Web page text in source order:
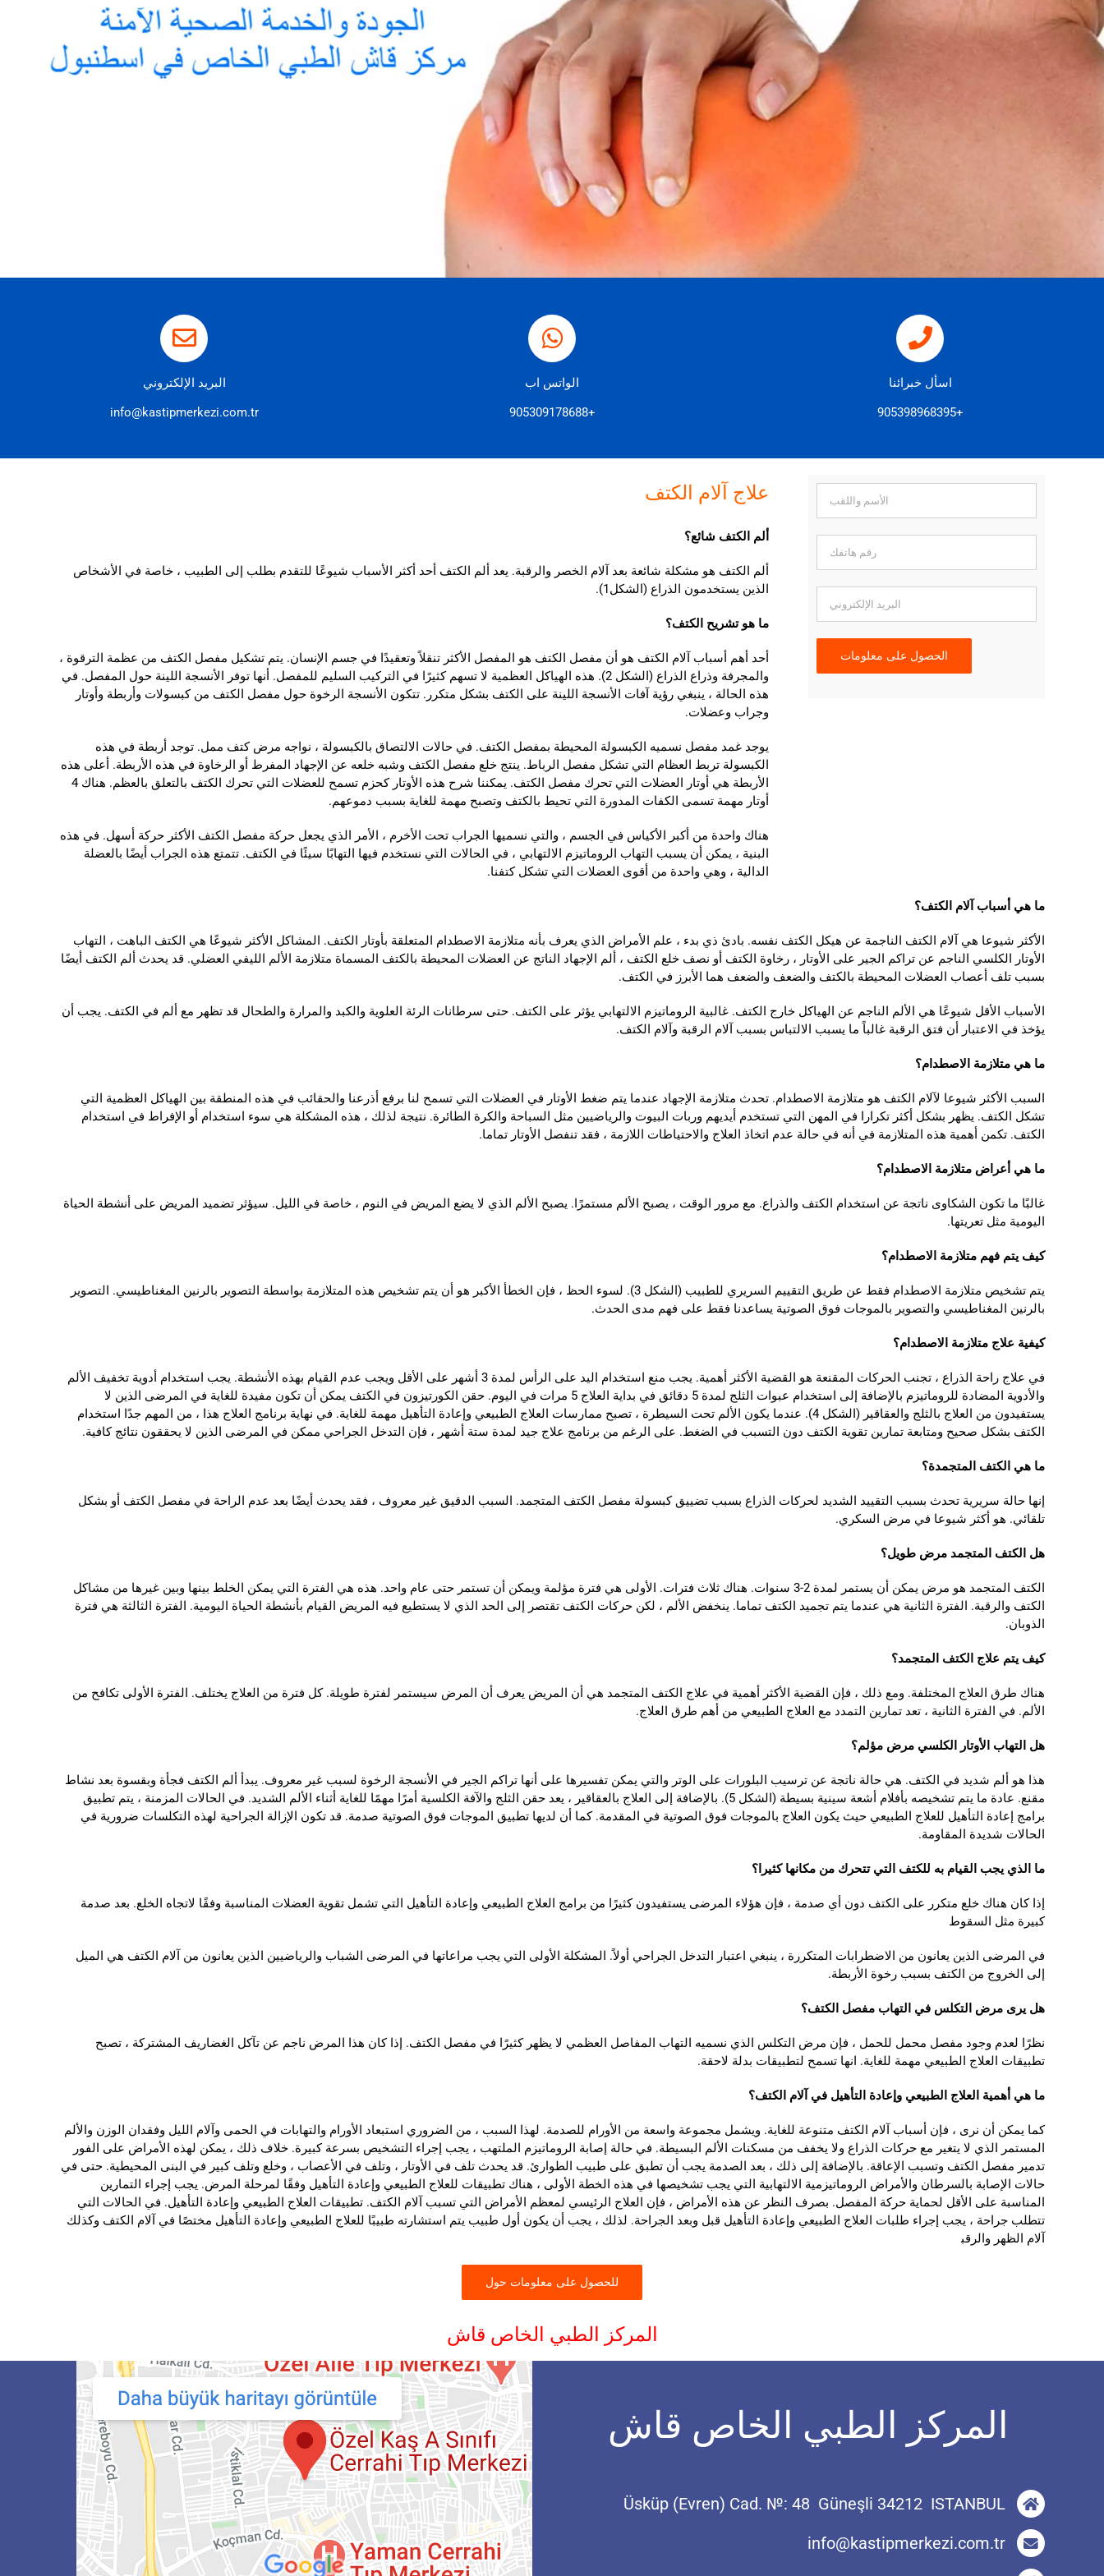
اسأل خبرائنا
+905398968395
الواتس اب
+905309178688
البريد الإلكتروني
info@kastipmerkezi.com.tr
علاج آلام الكتف
ألم الكتف شائع؟
ألم الكتف هو مشكلة شائعة بعد آلام الخصر والرقبة. يعد ألم الكتف أحد أكثر الأسباب شيوعًا للتقدم بطلب إلى الطبيب ، خاصة في الأشخاص
الذين يستخدمون الذراع (الشكل1).
ما هو تشريح الكتف؟
أحد أهم أسباب آلام الكتف هو أن مفصل الكتف هو المفصل الأكثر تنقلاً وتعقيدًا في جسم الإنسان. يتم تشكيل مفصل الكتف من عظمة الترقوة ،
والمجرفة وذراع الذراع (الشكل 2). هذه الهياكل العظمية لا تسهم كثيرًا في التركيب السليم للمفصل. أنها توفر الأنسجة اللينة حول المفصل. في
هذه الحالة ، ينبغي رؤية آفات الأنسجة اللينة على الكتف بشكل متكرر. تتكون الأنسجة الرخوة حول مفصل الكتف من كبسولات وأربطة وأوتار
وجراب وعضلات.
يوجد غمد مفصل نسميه الكبسولة المحيطة بمفصل الكتف. في حالات الالتصاق بالكبسولة ، نواجه مرض كتف ممل. توجد أربطة في هذه
الكبسولة تربط العظام التي تشكل مفصل الرباط. ينتج خلع مفصل الكتف وشبه خلعه عن الإجهاد المفرط أو الرخاوة في هذه الأربطة. أعلى هذه
الأربطة هي أوتار العضلات التي تحرك مفصل الكتف. يمكننا شرح هذه الأوتار كحزم تسمح للعضلات التي تحرك الكتف بالتعلق بالعظم. هناك 4
أوتار مهمة تسمى الكفات المدورة التي تحيط بالكتف وتصبح مهمة للغاية بسبب دموعهم.
هناك واحدة من أكبر الأكياس في الجسم ، والتي نسميها الجراب تحت الأخرم ، الأمر الذي يجعل حركة مفصل الكتف الأكثر حركة أسهل. في هذه
البنية ، يمكن أن يسبب التهاب الروماتيزم الالتهابي ، في الحالات التي نستخدم فيها التهابًا سيئًا في الكتف. تتمتع هذه الجراب أيضًا بالعضلة
الدالية ، وهي واحدة من أقوى العضلات التي تشكل كتفنا.
ما هي أسباب آلام الكتف؟
الأكثر شيوعا هي آلام الكتف الناجمة عن هيكل الكتف نفسه. بادئ ذي بدء ، علم الأمراض الذي يعرف بأنه متلازمة الاصطدام المتعلقة بأوتار الكتف. المشاكل الأكثر شيوعًا هي الكتف الباهت ، التهاب
الأوتار الكلسي الناجم عن تراكم الجير على الأوتار ، رخاوة الكتف أو نصف خلع الكتف ، ألم الإجهاد الناتج عن العضلات المحيطة بالكتف المسماة متلازمة الألم الليفي العضلي. قد يحدث ألم الكتف أيضًا
بسبب تلف أعصاب العضلات المحيطة بالكتف والضعف والضعف هما الأبرز في الكتف.
الأسباب الأقل شيوعًا هي الألم الناجم عن الهياكل خارج الكتف. غالبية الروماتيزم الالتهابي يؤثر على الكتف. حتى سرطانات الرئة العلوية والكبد والمرارة والطحال قد تظهر مع ألم في الكتف. يجب أن
يؤخذ في الاعتبار أن فتق الرقبة غالباً ما يسبب الالتباس بسبب آلام الرقبة وآلام الكتف.
ما هي متلازمة الاصطدام؟
السبب الأكثر شيوعا لآلام الكتف هو متلازمة الاصطدام. تحدث متلازمة الإجهاد عندما يتم ضغط الأوتار في العضلات التي تسمح لنا برفع أذرعنا والحقائب في هذه المنطقة بين الهياكل العظمية التي
تشكل الكتف. يظهر بشكل أكثر تكرارا في المهن التي تستخدم أيديهم وربات البيوت والرياضيين مثل السباحة والكرة الطائرة. نتيجة لذلك ، هذه المشكلة هي سوء استخدام أو الإفراط في استخدام
الكتف. تكمن أهمية هذه المتلازمة في أنه في حالة عدم اتخاذ العلاج والاحتياطات اللازمة ، فقد تنفصل الأوتار تماما.
ما هي أعراض متلازمة الاصطدام؟
غالبًا ما تكون الشكاوى ناتجة عن استخدام الكتف والذراع. مع مرور الوقت ، يصبح الألم مستمرًا. يصبح الألم الذي لا يضع المريض في النوم ، خاصة في الليل. سيؤثر تضميد المريض على أنشطة الحياة
اليومية مثل تعريتها.
كيف يتم فهم متلازمة الاصطدام؟
يتم تشخيص متلازمة الاصطدام فقط عن طريق التقييم السريري للطبيب (الشكل 3). لسوء الحظ ، فإن الخطأ الأكبر هو أن يتم تشخيص هذه المتلازمة بواسطة التصوير بالرنين المغناطيسي. التصوير
بالرنين المغناطيسي والتصوير بالموجات فوق الصوتية يساعدنا فقط على فهم مدى الحدث.
كيفية علاج متلازمة الاصطدام؟
في علاج راحة الذراع ، تجنب الحركات المقنعة هو القضية الأكثر أهمية. يجب منع استخدام اليد على الرأس لمدة 3 أشهر على الأقل ويجب عدم القيام بهذه الأنشطة. يجب استخدام أدوية تخفيف الألم
والأدوية المضادة للروماتيزم بالإضافة إلى استخدام عبوات الثلج لمدة 5 دقائق في بداية العلاج 5 مرات في اليوم. حقن الكورتيزون في الكتف يمكن أن تكون مفيدة للغاية في المرضى الذين لا
يستفيدون من العلاج بالثلج والعقاقير (الشكل 4). عندما يكون الألم تحت السيطرة ، تصبح ممارسات العلاج الطبيعي وإعادة التأهيل مهمة للغاية. في نهاية برنامج العلاج هذا ، من المهم جدًا استخدام
الكتف بشكل صحيح ومتابعة تمارين تقوية الكتف دون التسبب في الضغط. على الرغم من برنامج علاج جيد لمدة ستة أشهر ، فإن التدخل الجراحي ممكن في المرضى الذين لا يحققون نتائج كافية.
ما هي الكتف المتجمدة؟
إنها حالة سريرية تحدث بسبب التقييد الشديد لحركات الذراع بسبب تضييق كبسولة مفصل الكتف المتجمد. السبب الدقيق غير معروف ، فقد يحدث أيضًا بعد عدم الراحة في مفصل الكتف أو بشكل
تلقائي. هو أكثر شيوعا في مرض السكري.
هل الكتف المتجمد مرض طويل؟
الكتف المتجمد هو مرض يمكن أن يستمر لمدة 2-3 سنوات. هناك ثلاث فترات. الأولى هي فترة مؤلمة ويمكن أن تستمر حتى عام واحد. هذه هي الفترة التي يمكن الخلط بينها وبين غيرها من مشاكل
الكتف والرقبة. الفترة الثانية هي عندما يتم تجميد الكتف تماما. ينخفض ​​الألم ، لكن حركات الكتف تقتصر إلى الحد الذي لا يستطيع فيه المريض القيام بأنشطة الحياة اليومية. الفترة الثالثة هي فترة
الذوبان.
كيف يتم علاج الكتف المتجمد؟
هناك طرق العلاج المختلفة. ومع ذلك ، فإن القضية الأكثر أهمية في علاج الكتف المتجمد هي أن المريض يعرف أن المرض سيستمر لفترة طويلة. كل فترة من العلاج يختلف. الفترة الأولى تكافح من
الألم. في الفترة الثانية ، تعد تمارين التمدد مع العلاج الطبيعي من أهم طرق العلاج.
هل التهاب الأوتار الكلسي مرض مؤلم؟
هذا هو ألم شديد في الكتف. هي حالة ناتجة عن ترسيب البلورات على الوتر والتي يمكن تفسيرها على أنها تراكم الجير في الأنسجة الرخوة لسبب غير معروف. يبدأ ألم الكتف فجأة وبقسوة بعد نشاط
مقنع. عادة ما يتم تشخيصه بأفلام أشعة سينية بسيطة (الشكل 5). بالإضافة إلى العلاج بالعقاقير ، يعد حقن الثلج والآفة الكلسية أمرًا مهمًا للغاية أثناء الألم الشديد. في الحالات المزمنة ، يتم تطبيق
برامج إعادة التأهيل للعلاج الطبيعي حيث يكون العلاج بالموجات فوق الصوتية في المقدمة. كما أن لديها تطبيق الموجات فوق الصوتية صدمة. قد تكون الإزالة الجراحية لهذه التكلسات ضرورية في
الحالات شديدة المقاومة.
ما الذي يجب القيام به للكتف التي تتحرك من مكانها كثيرا؟
إذا كان هناك خلع متكرر على الكتف دون أي صدمة ، فإن هؤلاء المرضى يستفيدون كثيرًا من برامج العلاج الطبيعي وإعادة التأهيل التي تشمل تقوية العضلات المناسبة وفقًا لاتجاه الخلع. بعد صدمة
كبيرة مثل السقوط
في المرضى الذين يعانون من الاضطرابات المتكررة ، ينبغي اعتبار التدخل الجراحي أولاً. المشكلة الأولى التي يجب مراعاتها في المرضى الشباب والرياضيين الذين يعانون من آلام الكتف هي الميل
إلى الخروج من الكتف بسبب رخوة الأربطة.
هل يرى مرض التكلس في التهاب مفصل الكتف؟
نظرًا لعدم وجود مفصل محمل للحمل ، فإن مرض التكلس الذي نسميه التهاب المفاصل العظمي لا يظهر كثيرًا في مفصل الكتف. إذا كان هذا المرض ناجم عن تآكل الغضاريف المشتركة ، تصبح
تطبيقات العلاج الطبيعي مهمة للغاية. انها تسمح لتطبيقات بدلة لاحقة.
ما هي أهمية العلاج الطبيعي وإعادة التأهيل في آلام الكتف؟
كما يمكن أن نرى ، فإن أسباب آلام الكتف متنوعة للغاية. ويشمل مجموعة واسعة من الأورام للصدمة. لهذا السبب ، من الضروري استبعاد الأورام والتهابات في الحمى وآلام الليل وفقدان الوزن والألم
المستمر الذي لا يتغير مع حركات الذراع ولا يخفف من مسكنات الألم البسيطة. في حالة إصابة الروماتيزم الملتهب ، يجب إجراء التشخيص بسرعة كبيرة. خلاف ذلك ، يمكن لهذه الأمراض على الفور
تدمير مفصل الكتف وتسبب الإعاقة. بالإضافة إلى ذلك ، بعد الصدمة يجب أن تطبق على طبيب الطوارئ. قد يحدث تلف في الأوتار ، وتلف في الأعصاب ، وخلع وتلف كبير في البنى المحيطية. حتى في
حالات الإصابة بالسرطان والأمراض الروماتيزمية الالتهابية التي يجب تشخيصها في هذه الخطة الأولى ، هناك تطبيقات للعلاج الطبيعي وإعادة التأهيل وفقًا لمرحلة المرض. يجب إجراء التمارين
المناسبة على الأقل لحماية حركة المفصل. بصرف النظر عن هذه الأمراض ، فإن العلاج الرئيسي لمعظم الأمراض التي تسبب آلام الكتف. تطبيقات العلاج الطبيعي وإعادة التأهيل. في الحالات التي
تتطلب جراحة ، يجب إجراء طلبات العلاج الطبيعي وإعادة التأهيل قبل وبعد الجراحة. لذلك ، يجب أن يكون أول طبيب يتم استشارته طبيبًا للعلاج الطبيعي وإعادة التأهيل مختصًا في آلام الكتف وكذلك
آلام الظهر والرقبة.
للحصول على معلومات حول
المركز الطبي الخاص قاش
المركز الطبي الخاص قاش
Üsküp (Evren) Cad. №: 48 Güneşli 34212 ISTANBUL
info@kastipmerkezi.com.tr